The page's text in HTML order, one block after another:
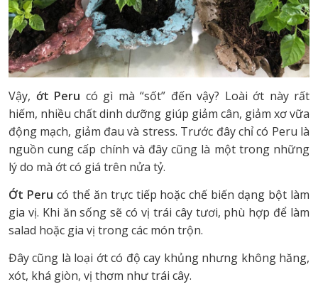
Vậy, ớt Peru có gì mà “sốt” đến vậy? Loài ớt này rất
hiếm, nhiều chất dinh dưỡng giúp giảm cân, giảm xơ vữa
động mạch, giảm đau và stress. Trước đây chỉ có Peru là
nguồn cung cấp chính và đây cũng là một trong những
lý do mà ớt có giá trên nửa tỷ.
Ớt Peru có thể ăn trực tiếp hoặc chế biến dạng bột làm
gia vị. Khi ăn sống sẽ có vị trái cây tươi, phù hợp để làm
salad hoặc gia vị trong các món trộn.
Đây cũng là loại ớt có độ cay khủng nhưng không hăng,
xót, khá giòn, vị thơm như trái cây.